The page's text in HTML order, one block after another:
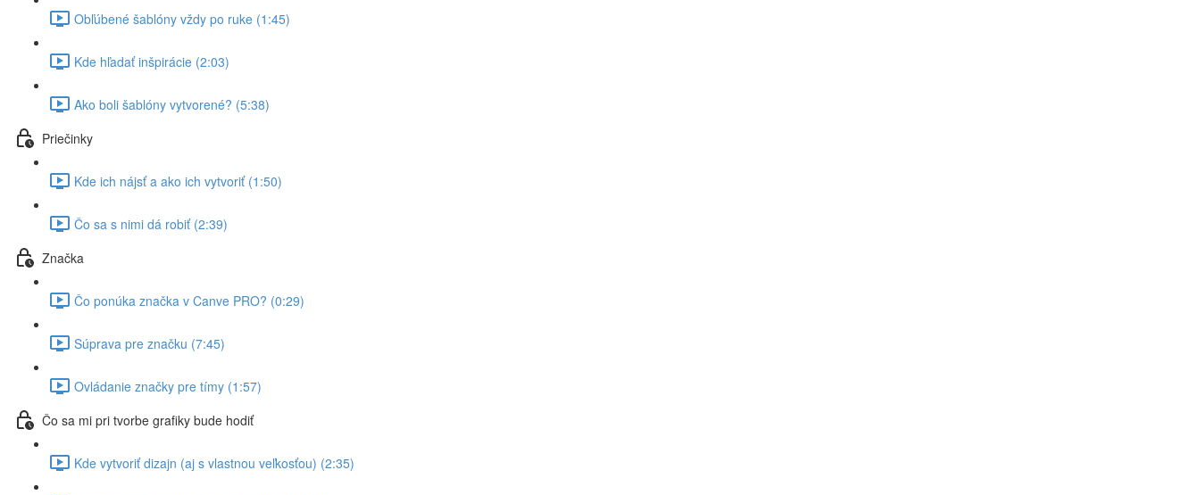
Obľúbené šablóny vždy po ruke (1:45)
Kde hľadať inšpirácie (2:03)
Ako boli šablóny vytvorené? (5:38)
Priečinky
Kde ich nájsť a ako ich vytvoriť (1:50)
Čo sa s nimi dá robiť (2:39)
Značka
Čo ponúka značka v Canve PRO? (0:29)
Súprava pre značku (7:45)
Ovládanie značky pre tímy (1:57)
Čo sa mi pri tvorbe grafiky bude hodiť
Kde vytvoriť dizajn (aj s vlastnou veľkosťou) (2:35)